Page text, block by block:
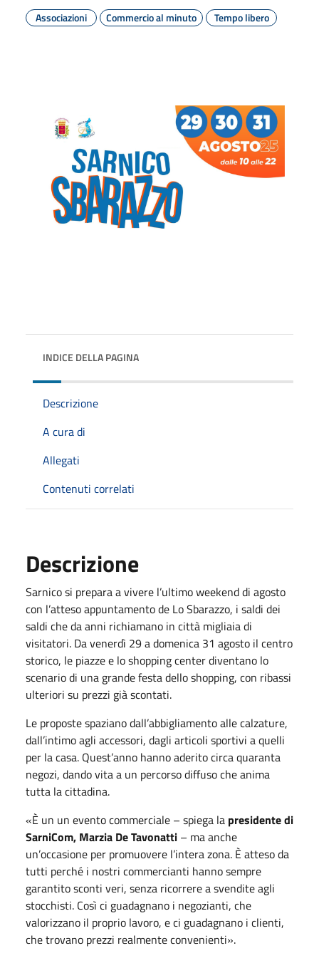
Associazioni
Commercio al minuto Tempo libero
INDICE DELLA PAGINA
Descrizione
A cura di
Allegati
Contenuti correlati
Descrizione
Sarnico si prepara a vivere l’ultimo weekend di agosto
con l’atteso appuntamento de Lo Sbarazzo, i saldi dei
saldi che da anni richiamano in città migliaia di
visitatori. Da venerdì 29 a domenica 31 agosto il centro
storico, le piazze e lo shopping center diventano lo
scenario di una grande festa dello shopping, con ribassi
ulteriori su prezzi già scontati.
Le proposte spaziano dall’abbigliamento alle calzature,
dall’intimo agli accessori, dagli articoli sportivi a quelli
per la casa. Quest’anno hanno aderito circa quaranta
negozi, dando vita a un percorso diffuso che anima
tutta la cittadina.
«È un un evento commerciale – spiega la presidente di
SarniCom, Marzia De Tavonatti – ma anche
un’occasione per promuovere l’intera zona. È atteso da
tutti perché i nostri commercianti hanno sempre
garantito sconti veri, senza ricorrere a svendite agli
stocchisti. Così ci guadagnano i negozianti, che
valorizzano il proprio lavoro, e ci guadagnano i clienti,
che trovano prezzi realmente convenienti».